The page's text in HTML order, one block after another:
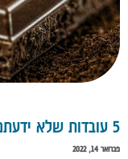
5 עובדות שלא ידעתם על שוקולד מריר
פברואר 14, 2022